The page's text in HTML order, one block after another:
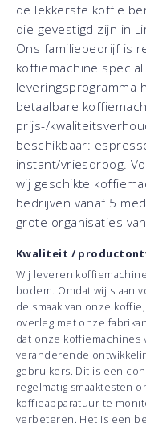
de lekkerste koffie
die gevestigd zijn in
Ons familiebedrijf is
koffiemachine
leveringsprogramma
betaalbare
prijs-/
beschikbaar:
instant/vriesdroog.
wij geschikte
bedrijven vanaf 5
grote organisaties
Kwaliteit /
Wij leveren
bodem. Omdat wij staan
de smaak van onze
overleg met onze
dat onze koffiemachines
veranderende
gebruikers. Dit is een
regelmatig smaaktesten
koffieapparatuur te
verbeteren. Het is een